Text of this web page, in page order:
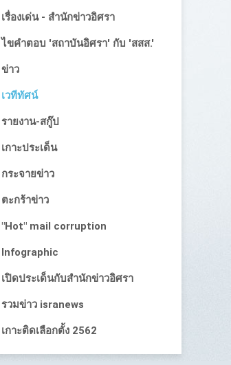
เรื่องเด่น - สำนักข่าวอิศรา
ไขคำตอบ 'สถาบันอิศรา' กับ 'สสส.'
ข่าว
เวทีทัศน์
รายงาน-สกู๊ป
เกาะประเด็น
กระจายข่าว
ตะกร้าข่าว
"Hot" mail corruption
Infographic
เปิดประเด็นกับสำนักข่าวอิศรา
รวมข่าว isranews
เกาะติดเลือกตั้ง 2562